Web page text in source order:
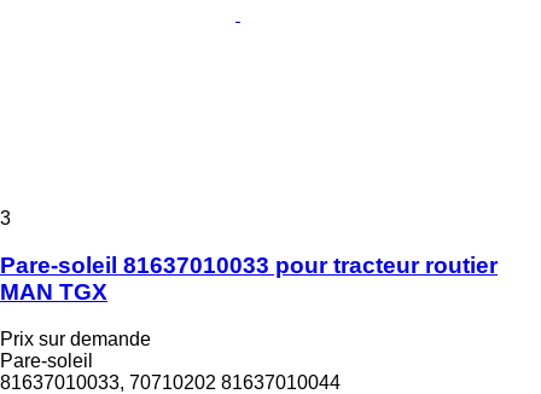
3
Pare-soleil 81637010033 pour tracteur routier
MAN TGX
Prix sur demande
Pare-soleil
81637010033, 70710202 81637010044